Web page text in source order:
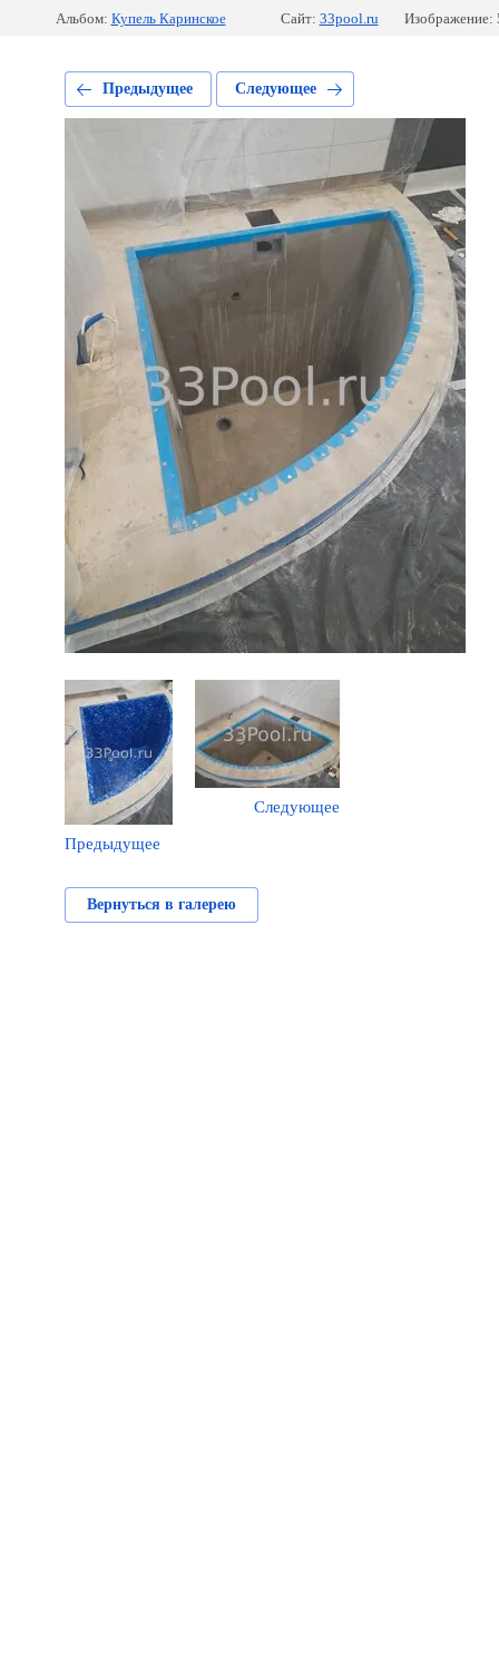
Альбом: Купель Каринское Сайт: 33pool.ru Изображение:
Предыдущее Следующее
Предыдущее
Следующее
Вернуться в галерею